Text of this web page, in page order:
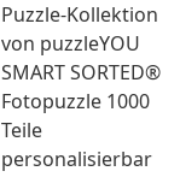
Puzzle-Kollektion
von puzzleYOU
SMART SORTED®
Fotopuzzle 1000
Teile
personalisierbar